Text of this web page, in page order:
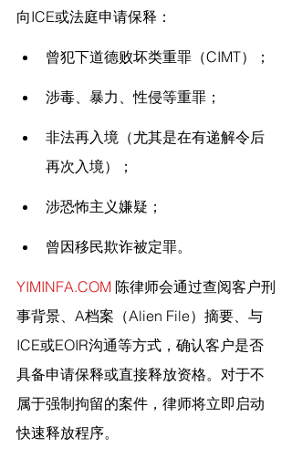
向ICE或法庭申请保释：
曾犯下道德败坏类重罪（CIMT）；
涉毒、暴力、性侵等重罪；
非法再入境（尤其是在有递解令后
再次入境）；
涉恐怖主义嫌疑；
曾因移民欺诈被定罪。
YIMINFA.COM 陈律师会通过查阅客户刑
事背景、A档案（Alien File）摘要、与
ICE或EOIR沟通等方式，确认客户是否
具备申请保释或直接释放资格。对于不
属于强制拘留的案件，律师将立即启动
快速释放程序。